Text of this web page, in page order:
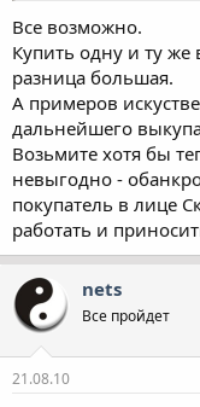
Все возможно.
Купить одну и ту
разница большая.
А примеров
дальнейшего
Возьмите хотя бы
невыгодно -
покупатель в лице
работать и
nets
Все пройдет
21.08.10